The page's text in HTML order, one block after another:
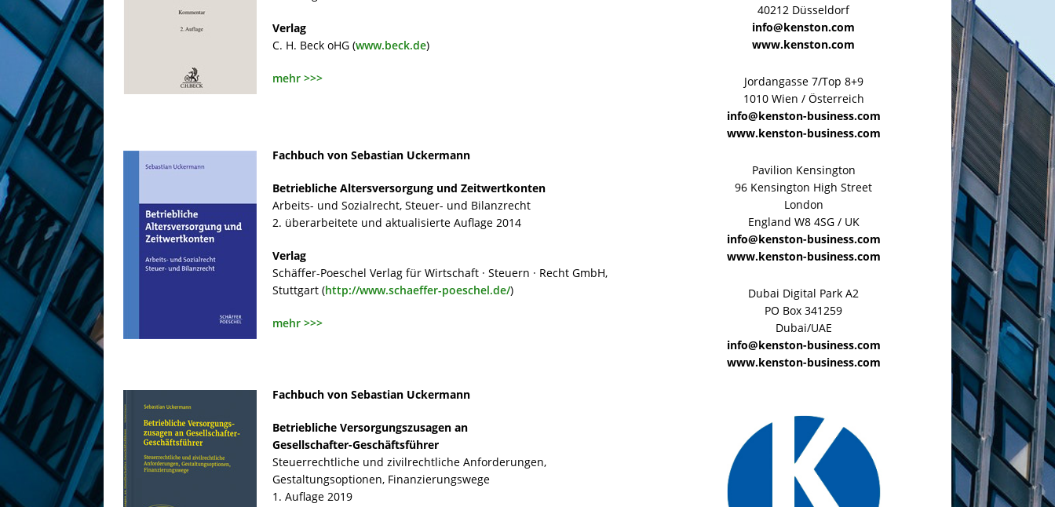
Verlag
C. H. Beck oHG (www.beck.de)
mehr >>>
Fachbuch von Sebastian Uckermann
Betriebliche Altersversorgung und Zeitwertkonten
Arbeits- und Sozialrecht, Steuer- und Bilanzrecht
2. überarbeitete und aktualisierte Auflage 2014
Verlag
Schäffer-Poeschel Verlag für Wirtschaft · Steuern · Recht GmbH,
Stuttgart (http://www.schaeffer-poeschel.de/)
mehr >>>
Fachbuch von Sebastian Uckermann
Betriebliche Versorgungszusagen an
Gesellschafter-Geschäftsführer
Steuerrechtliche und zivilrechtliche Anforderungen,
Gestaltungsoptionen, Finanzierungswege
1. Auflage 2019
40212 Düsseldorf
info@kenston.com
www.kenston.com
Jordangasse 7/Top 8+9
1010 Wien / Österreich
info@kenston-business.com
www.kenston-business.com
Pavilion Kensington
96 Kensington High Street
London
England W8 4SG / UK
info@kenston-business.com
www.kenston-business.com
Dubai Digital Park A2
PO Box 341259
Dubai/UAE
info@kenston-business.com
www.kenston-business.com